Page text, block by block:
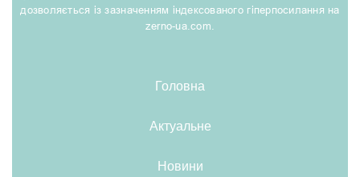
дозволяється із зазначенням індексованого гіперпосилання на
zerno-ua.com.
Головна
Актуальне
Новини